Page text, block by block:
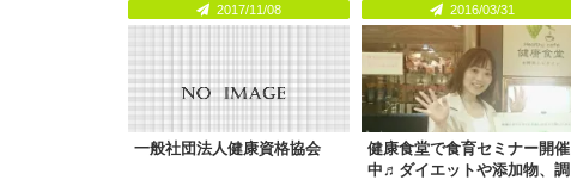
2017/11/08
一般社団法人健康資格協会
2016/03/31
健康食堂で食育セミナー開催
中♬ダイエットや添加物、調